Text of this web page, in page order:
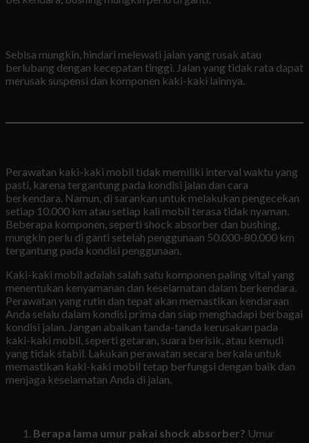
Sebisa mungkin, hindari melewati jalan yang rusak atau
berlubang dengan kecepatan tinggi. Jalan yang tidak rata dapat
merusak suspensi dan komponen kaki-kaki lainnya.
Perawatan kaki-kaki mobil tidak memiliki interval waktu yang
pasti, karena tergantung pada kondisi jalan dan cara
berkendara. Namun, di sarankan untuk melakukan pengecekan
setiap 10.000 km atau setiap kali mobil terasa tidak nyaman.
Beberapa komponen, seperti shock absorber dan bushing,
mungkin perlu di ganti setelah penggunaan 50.000-80.000 km
tergantung pada kondisi penggunaan.
Kaki-kaki mobil adalah salah satu komponen paling vital yang
menentukan kenyamanan dan keselamatan dalam berkendara.
Perawatan yang rutin dan tepat akan memastikan kendaraan
Anda selalu dalam kondisi prima dan siap menghadapi berbagai
kondisi jalan. Jangan abaikan tanda-tanda kerusakan pada
kaki-kaki mobil, seperti getaran, suara berisik, atau kemudi
yang tidak stabil. Lakukan perawatan secara berkala untuk
memastikan kaki-kaki mobil tetap berfungsi dengan baik dan
menjaga keselamatan Anda di jalan.
Berapa lama umur pakai shock absorber? Umur